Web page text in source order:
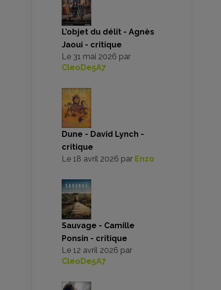
L’objet du délit - Agnès
Jaoui - critique
Le 31 mai 2026 par
CleoDe5A7
Dune - David Lynch -
critique
Le 18 avril 2026 par Enzo
Sauvage - Camille
Ponsin - critique
Le 12 avril 2026 par
CleoDe5A7